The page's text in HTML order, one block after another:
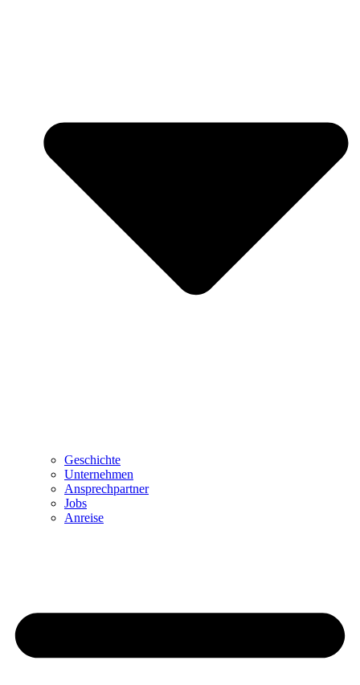
Geschichte
Unternehmen
Ansprechpartner
Jobs
Anreise